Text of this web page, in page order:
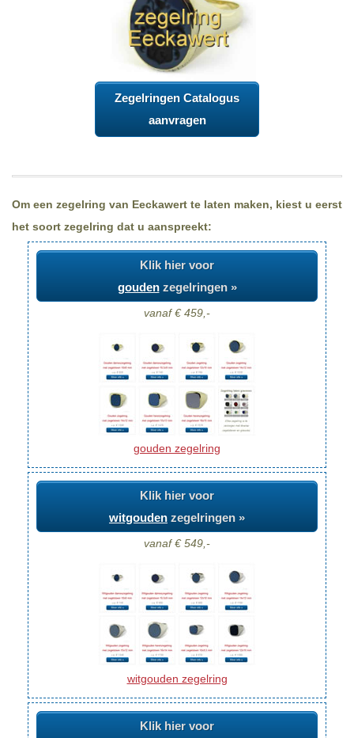
Zegelringen Catalogus
aanvragen
Om een zegelring van Eeckawert te laten maken, kiest u eerst
het soort zegelring dat u aanspreekt:
Klik hier voor
goudenzegelringen »
vanaf € 459,-
gouden zegelring
Klik hier voor
witgouden zegelringen »
vanaf € 549,-
witgouden zegelring
Klik hier voor